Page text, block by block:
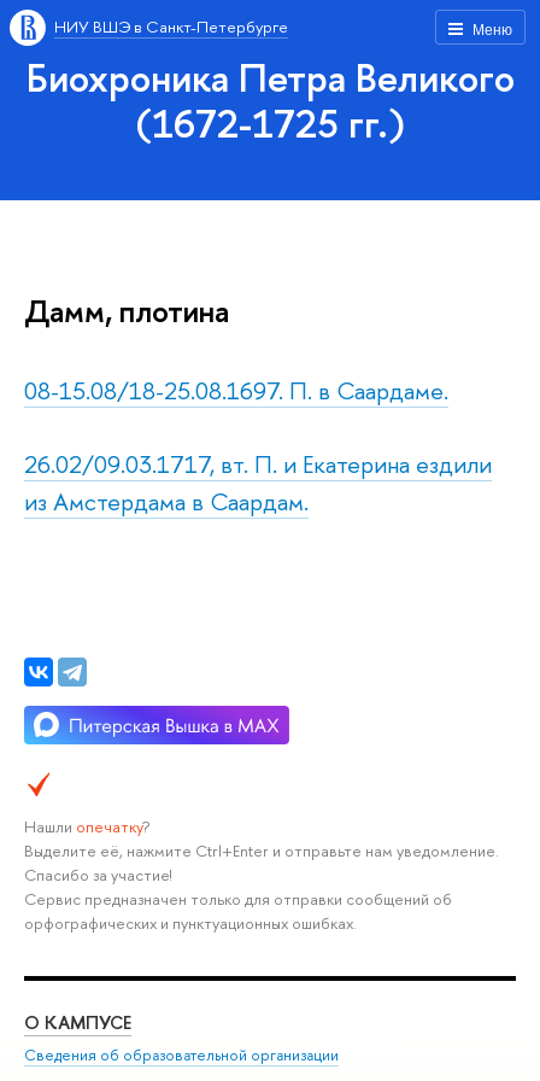
Меню
НИУ ВШЭ в Санкт-Петербурге
Биохроника Петра Великого
(1672-1725 гг.)
Дамм, плотина
08-15.08/18-25.08.1697. П. в Саардаме.
26.02/09.03.1717, вт. П. и Екатерина ездили
из Амстердама в Саардам.
Нашли опечатку?
Выделите её, нажмите Ctrl+Enter и отправьте нам уведомление.
Спасибо за участие!
Сервис предназначен только для отправки сообщений об
орфографических и пунктуационных ошибках.
О КАМПУСЕ
Сведения об образовательной организации